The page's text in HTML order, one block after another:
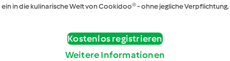
ein in die kulinarische Welt von Cookidoo® - ohne jegliche Verpflichtung.
Kostenlos registrieren
Weitere Informationen